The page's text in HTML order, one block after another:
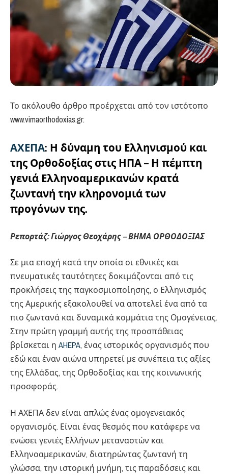
Το ακόλουθο άρθρο προέρχεται από τον ιστότοπο
www.vimaorthodoxias.gr:
ΑΧΕΠΑ: Η δύναμη του Ελληνισμού και
της Ορθοδοξίας στις ΗΠΑ – Η πέμπτη
γενιά Ελληνοαμερικανών κρατά
ζωντανή την κληρονομιά των
προγόνων της.
Ρεπορτάζ: Γιώργος Θεοχάρης –ΒΗΜΑ ΟΡΘΟΔΟΞΙΑΣ
Σε μια εποχή κατά την οποία οι εθνικές και
πνευματικές ταυτότητες δοκιμάζονται από τις
προκλήσεις της παγκοσμιοποίησης, ο Ελληνισμός
της Αμερικής εξακολουθεί να αποτελεί ένα από τα
πιο ζωντανά και δυναμικά κομμάτια της Ομογένειας.
Στην πρώτη γραμμή αυτής της προσπάθειας
βρίσκεται η AHEPA, ένας ιστορικός οργανισμός που
εδώ και έναν αιώνα υπηρετεί με συνέπεια τις αξίες
της Ελλάδας, της Ορθοδοξίας και της κοινωνικής
προσφοράς.
Η ΑΧΕΠΑ δεν είναι απλώς ένας ομογενειακός
οργανισμός. Είναι ένας θεσμός που κατάφερε να
ενώσει γενιές Ελλήνων μεταναστών και
Ελληνοαμερικανών, διατηρώντας ζωντανή τη
γλώσσα, την ιστορική μνήμη, τις παραδόσεις και